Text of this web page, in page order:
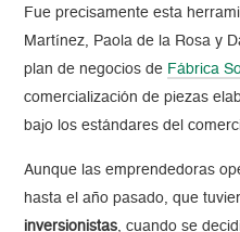
Fue precisamente esta
Martínez, Paola de la Rosa y
plan de negocios de Fábrica
comercialización de piezas
bajo los estándares del
Aunque las emprendedoras
hasta el año pasado, que
inversionistas, cuando se